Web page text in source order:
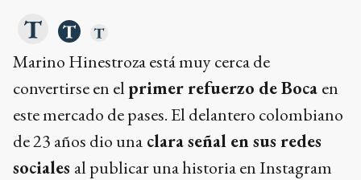
Marino Hinestroza está muy cerca de
convertirse en el primer refuerzo de Boca en
este mercado de pases. El delantero colombiano
de 23 años dio una clara señal en sus redes
sociales al publicar una historia en Instagram